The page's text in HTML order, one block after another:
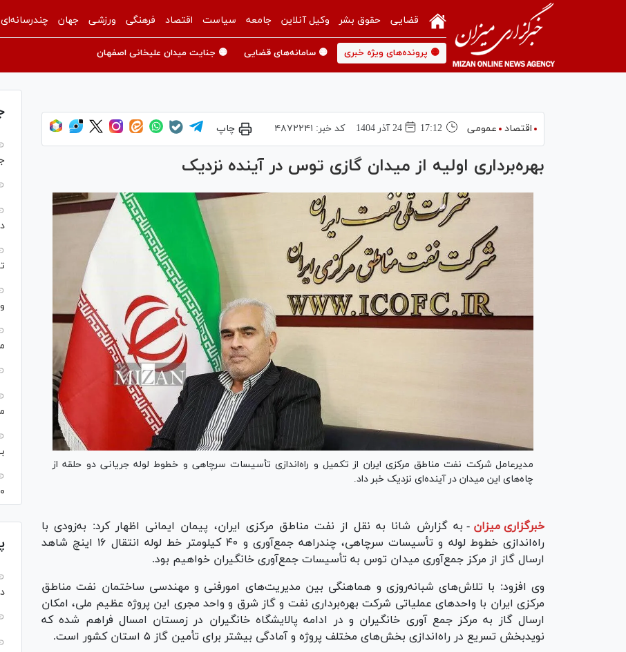
قضایی حقوق بشر وکیل آنلاین جامعه سیاست اقتصاد فرهنگی ورزشی جهان چندرسانه‌ای
🟡 پرونده‌های ویژه خبری 🟡 سامانه‌های قضایی 🟡 جنایت میدان علیخانی اصفهان
اقتصاد عمومی 17:12 24 آذر 1404 کد خبر: ۴۸۷۲۲۴۱ چاپ
بهره‌برداری اولیه از میدان گازی توس در آینده نزدیک
مدیرعامل شرکت نفت مناطق مرکزی ایران از تکمیل و راه‌اندازی تأسیسات سرچاهی و خطوط لوله جریانی دو حلقه از
چاه‌های این میدان در آینده‌ای نزدیک خبر داد.
خبرگزاری میزان - به گزارش شانا به نقل از نفت مناطق مرکزی ایران، پیمان ایمانی اظهار کرد: به‌زودی با
راه‌اندازی خطوط لوله و تأسیسات سرچاهی، چندراهه جمع‌آوری و ۴۰ کیلومتر خط لوله انتقال ۱۶ اینچ شاهد
ارسال گاز از مرکز جمع‌آوری میدان توس به تأسیسات جمع‌آوری خانگیران خواهیم بود.
وی افزود: با تلاش‌های شبانه‌روزی و هماهنگی بین مدیریت‌های امورفنی و مهندسی ساختمان نفت مناطق
مرکزی ایران با واحد‌های عملیاتی شرکت بهره‌برداری نفت و گاز شرق و واحد مجری این پروژه عظیم ملی، امکان
ارسال گاز به مرکز جمع آوری خانگیران و در ادامه پالایشگاه خانگیران در زمستان امسال فراهم شده که
نویدبخش تسریع در راه‌اندازی بخش‌های مختلف پروژه و آمادگی بیشتر برای تأمین گاز ۵ استان کشور است.
۱۳۰